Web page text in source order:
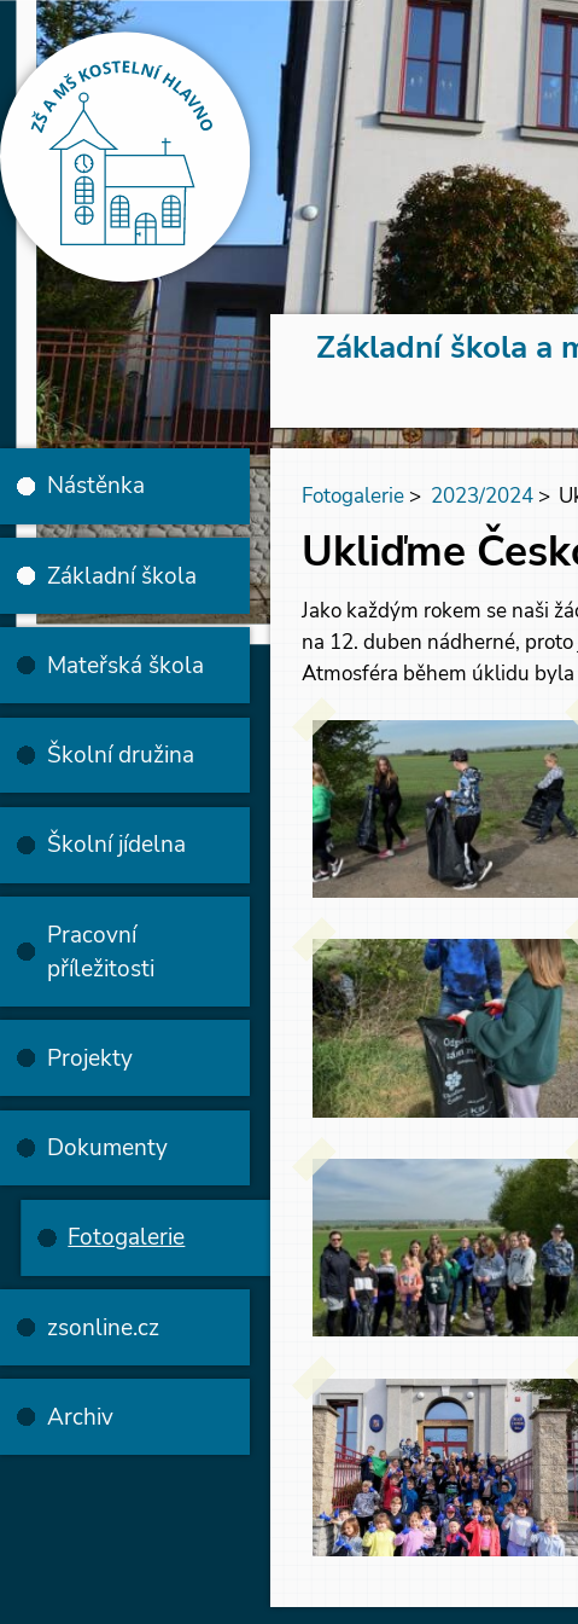
Základní škola a
Nástěnka
Základní škola
Mateřská škola
Školní družina
Školní jídelna
Pracovní
příležitosti
Projekty
Dokumenty
Fotogalerie
zsonline.cz
Archiv
Fotogalerie > 2023/2024 >
Ukliďme
Jako každým rokem se naši
na 12. duben nádherné,
Atmosféra během úklidu